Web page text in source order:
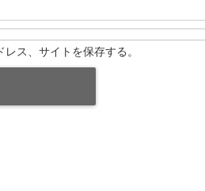
ス、サイトを保存する。